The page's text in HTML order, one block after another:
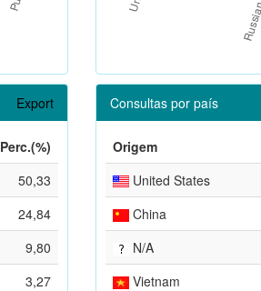
Export
Perc.(%)
50,33
24,84
9,80
3,27
Consultas por país
Origem
United States
China
N/A
Vietnam